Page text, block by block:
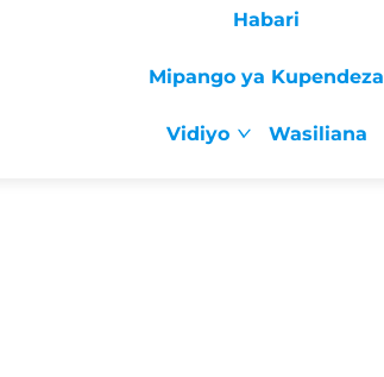
Habari
Mipango ya Kupendeza
Vidiyo Wasiliana